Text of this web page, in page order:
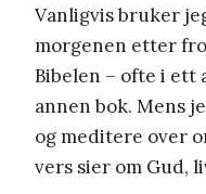
Vanligvis bruker
morgenen etter
Bibelen – ofte i ett
annen bok. Mens
og meditere over
vers sier om Gud,